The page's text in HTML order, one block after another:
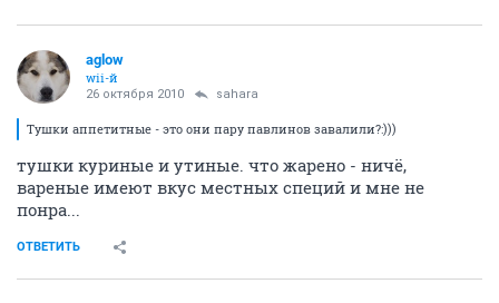
aglow
wii-й
26 октября 2010 sahara
Тушки аппетитные - это они пару павлинов завалили?:)))
тушки куриные и утиные. что жарено - ничё,
вареные имеют вкус местных специй и мне не
понра...
ОТВЕТИТЬ